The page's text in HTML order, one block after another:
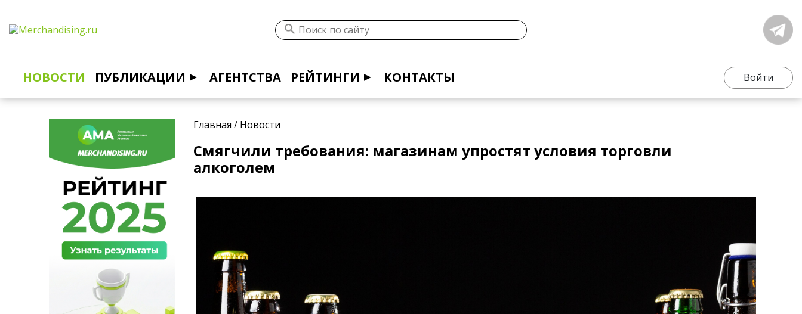
НОВОСТИ ПУБЛИКАЦИИ АГЕНТСТВА РЕЙТИНГИ КОНТАКТЫ Войти
Главная / Новости
Смягчили требования: магазинам упростят условия торговли
алкоголем